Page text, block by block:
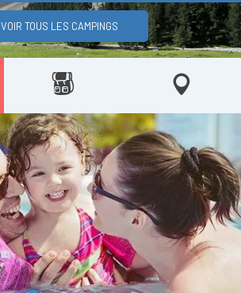
VOIR TOUS LES CAMPINGS